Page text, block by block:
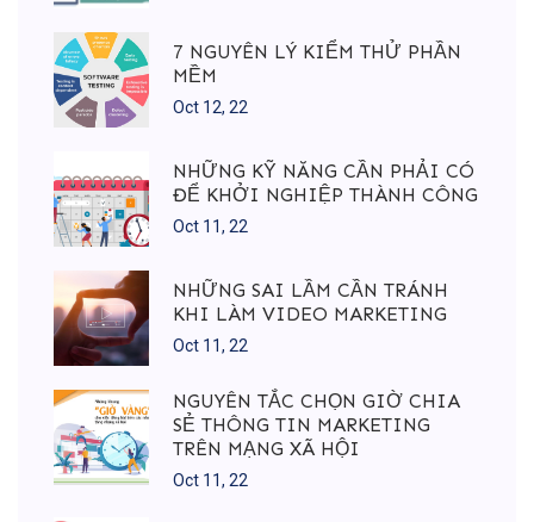
7 NGUYÊN LÝ KIỂM THỬ PHẦN
MỀM
Oct 12, 22
NHỮNG KỸ NĂNG CẦN PHẢI CÓ
ĐỂ KHỞI NGHIỆP THÀNH CÔNG
Oct 11, 22
NHỮNG SAI LẦM CẦN TRÁNH
KHI LÀM VIDEO MARKETING
Oct 11, 22
NGUYÊN TẮC CHỌN GIỜ CHIA
SẺ THÔNG TIN MARKETING
TRÊN MẠNG XÃ HỘI
Oct 11, 22